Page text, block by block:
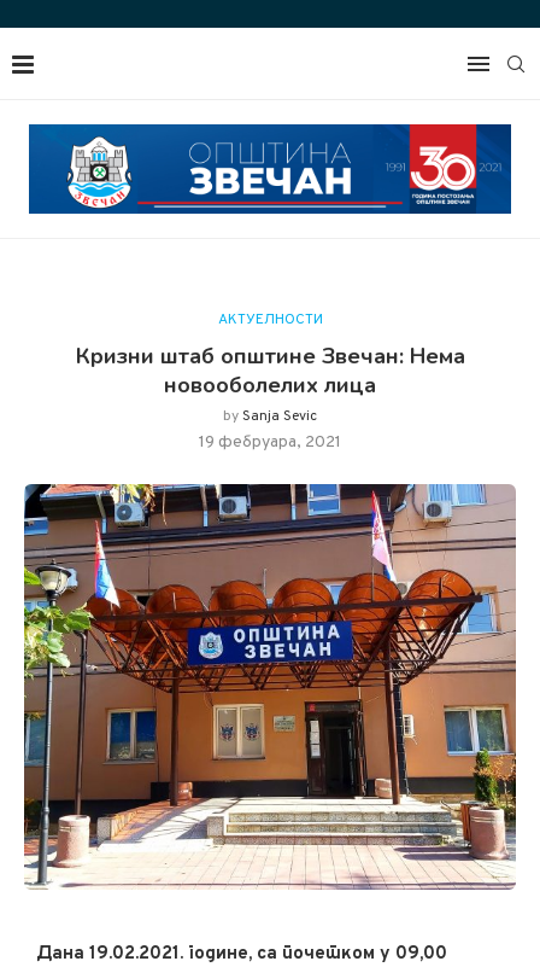
АКТУЕЛНОСТИ
Кризни штаб општине Звечан: Нема
новооболелих лица
bySanja Sevic
19 фебруара, 2021
Дана 19.02.2021. године, са почетком у 09,00